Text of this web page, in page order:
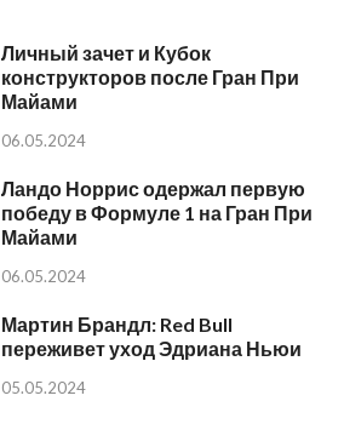
Личный зачет и Кубок
конструкторов после Гран При
Майами
06.05.2024
Ландо Норрис одержал первую
победу в Формуле 1 на Гран При
Майами
06.05.2024
Мартин Брандл: Red Bull
переживет уход Эдриана Ньюи
05.05.2024